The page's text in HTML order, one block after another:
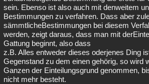
sein. Ebenso ist also auch mit denweitem
Bestimmungen zu verfahren. Dass aber
sämmtlicheBestimmungen bei diesem
werden, zeigt daraus, dass man mit
Gattung beginnt, also dass
z.B. Alles entweder dieses oderjenes Ding
Gegenstand zu dem einen gehörig, so wird
Ganzen der Einteilungsgrund genommen,
nicht mehr besteht.